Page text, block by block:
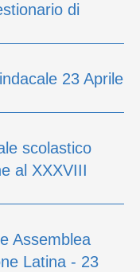
di
23 Aprile
scolastico
al XXXVIII
Assemblea
Latina - 23